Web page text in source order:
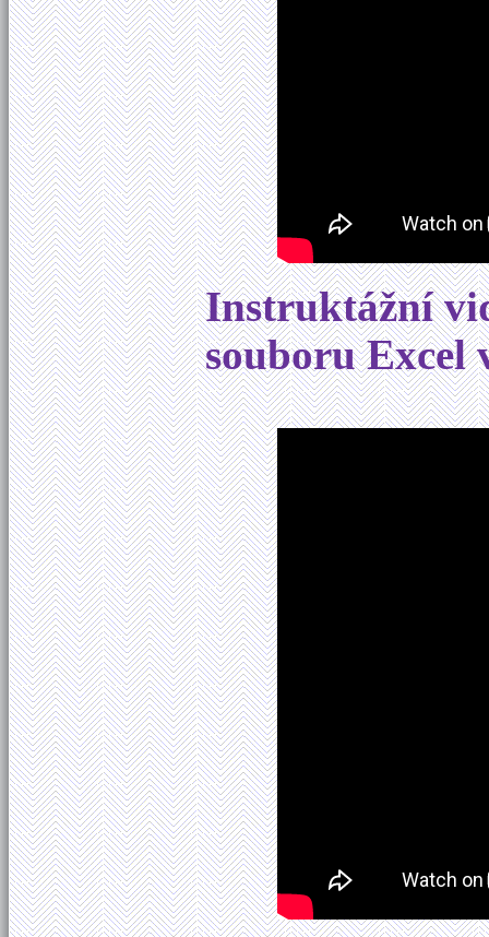
Instruktážní
souboru Excel